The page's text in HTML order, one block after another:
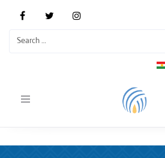
Toggle